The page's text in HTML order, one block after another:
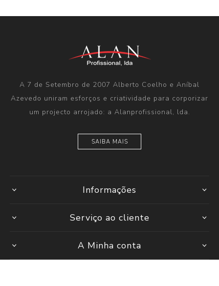
A 7 de Setembro de 2007 Alberto Coelho e Aníbal
Azevedo uniram esforços e criatividade para corporizar
um projecto arrojado: a Alanprofissional, lda.
SAIBA MAIS
Informações
Serviço ao cliente
A Minha conta